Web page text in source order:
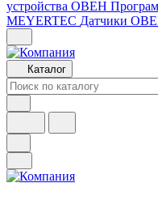
устройства ОВЕН
MEYERTEC Датчики
Каталог